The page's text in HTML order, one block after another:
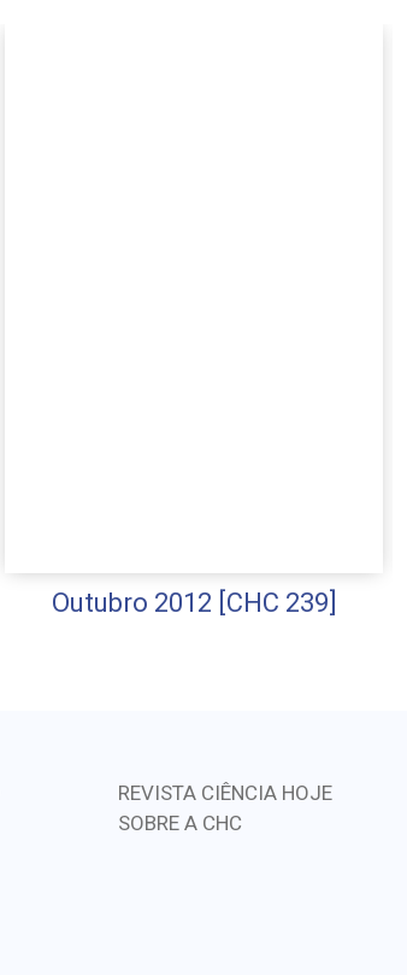
Outubro 2012 [CHC 239]
REVISTA CIÊNCIA HOJE
SOBRE A CHC